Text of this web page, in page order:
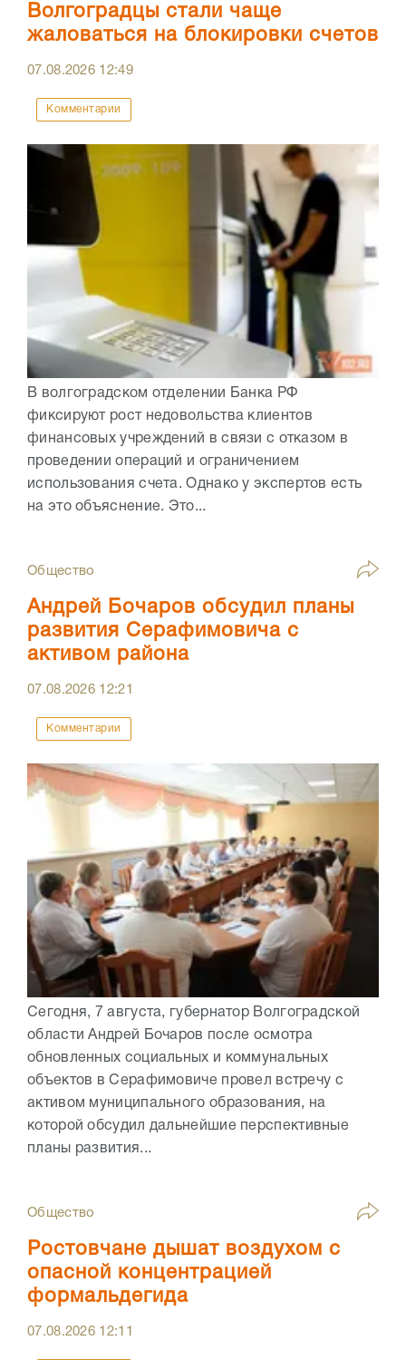
Волгоградцы стали чаще
жаловаться на блокировки счетов
07.08.2026 12:49
Комментарии
В волгоградском отделении Банка РФ
фиксируют рост недовольства клиентов
финансовых учреждений в связи с отказом в
проведении операций и ограничением
использования счета. Однако у экспертов есть
на это объяснение. Это...
Общество
Андрей Бочаров обсудил планы
развития Серафимовича с
активом района
07.08.2026 12:21
Комментарии
Сегодня, 7 августа, губернатор Волгоградской
области Андрей Бочаров после осмотра
обновленных социальных и коммунальных
объектов в Серафимовиче провел встречу с
активом муниципального образования, на
которой обсудил дальнейшие перспективные
планы развития...
Общество
Ростовчане дышат воздухом с
опасной концентрацией
формальдегида
07.08.2026 12:11